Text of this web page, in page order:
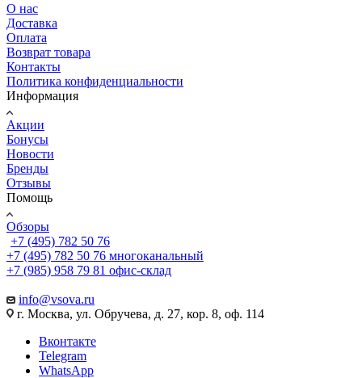
О нас
Доставка
Оплата
Возврат товара
Контакты
Политика конфиденциальности
Информация
Акции
Бонусы
Новости
Бренды
Отзывы
Помощь
Обзоры
+7 (495) 782 50 76
+7 (495) 782 50 76 многоканальный
+7 (985) 958 79 81 офис-склад
info@vsova.ru
г. Москва, ул. Обручева, д. 27, кор. 8, оф. 114
Вконтакте
Telegram
WhatsApp